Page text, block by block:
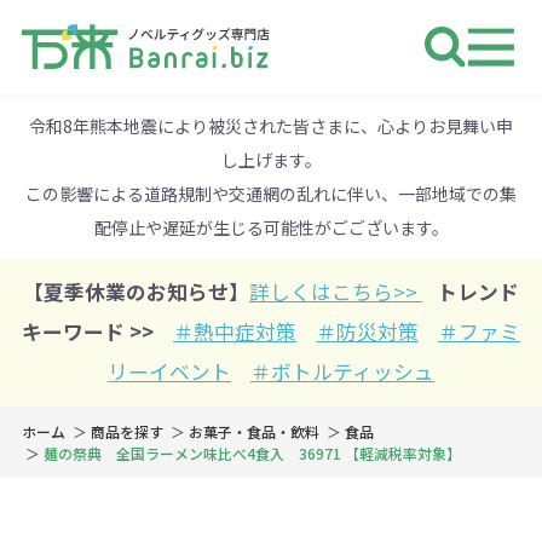
令和8年熊本地震により被災された皆さまに、心よりお見舞い申
し上げます。
この影響による道路規制や交通網の乱れに伴い、一部地域での集
配停止や遅延が生じる可能性がごございます。
【夏季休業のお知らせ】 詳しくはこちら>>
トレンド
キーワード >>
＃熱中症対策 ＃防災対策
＃ファミ
リーイベント
＃ボトルティッシュ
ホーム 商品を探す お菓子・食品・飲料
食品
麺の祭典 全国ラーメン味比べ4食入 36971 【軽減税率対象】